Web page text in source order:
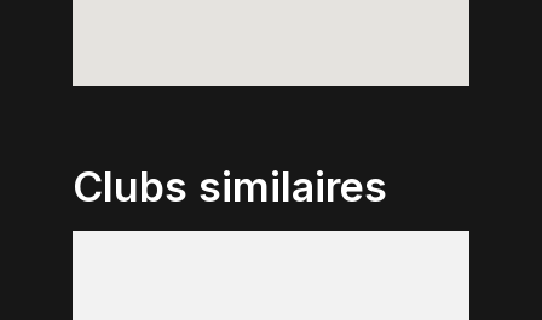
Clubs similaires